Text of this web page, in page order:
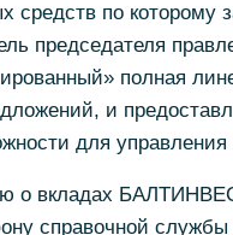
средств по которому
председателя
полная
и
для
о вкладах
справочной